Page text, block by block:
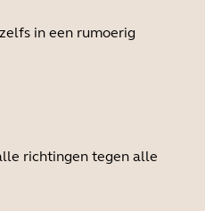
in een rumoerig
richtingen tegen alle